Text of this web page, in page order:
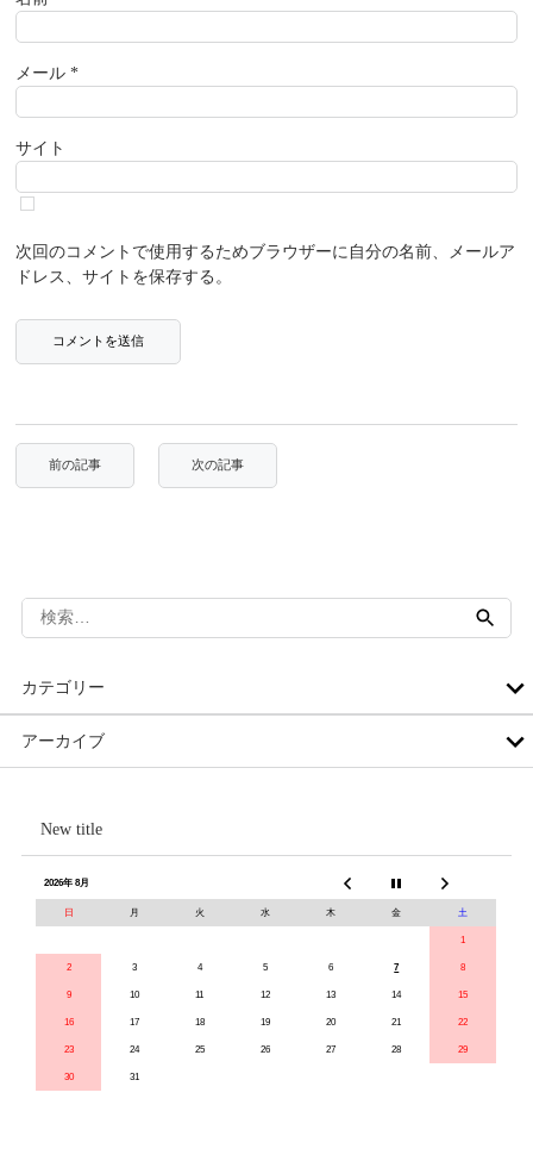
メール*
サイト
次回のコメントで使用するためブラウザーに自分の名前、メールア
ドレス、サイトを保存する。
検
カテゴリー
アーカイブ
New title
2026年 8月
日 月 火 水 木 金 土
1
2 3 4 5 6 7 8
9 10 11 12 13 14 15
16 17 18 19 20 21 22
23 24 25 26 27 28 29
30 31